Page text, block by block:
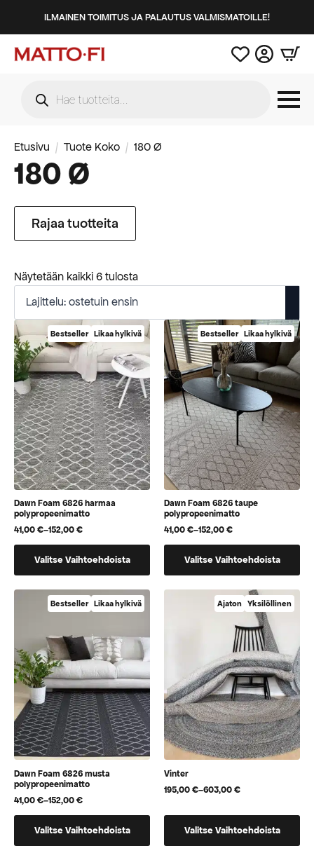
ILMAINEN TOIMITUS JA PALAUTUS VALMISMATOILLE!
search
Etusivu Tuote Koko 180 Ø
180 Ø
Rajaa tuotteita
Näytetään kaikki 6 tulostaSuosituimmat
Bestseller Likaa hylkivä
Dawn Foam 6826 harmaa
polypropeenimatto
41,00€–152,00€
Hintaluokka:
41,00 €
152,00 €
Valitse Vaihtoehdoista
useampi
muunnelma.
tehdä
valinnat
tuotteen
sivulla.
Bestseller Likaa hylkivä
Dawn Foam 6826 taupe
polypropeenimatto
41,00€–152,00€
Hintaluokka:
41,00 €
152,00 €
Valitse Vaihtoehdoista
muunnelma.
tuotteen
sivulla.
Bestseller Likaa hylkivä
Dawn Foam 6826 musta
polypropeenimatto
41,00€–152,00€
Hintaluokka:
41,00 €
152,00 €
Valitse Vaihtoehdoista
tuotteella
Ajaton Yksilöllinen
Vinter
195,00€–603,00€
Hintaluokka:
-
603,00 €Valitse Vaihtoehdoista
tuotteella